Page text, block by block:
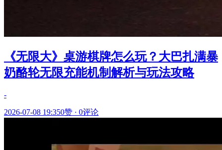
《无限大》桌游棋牌怎么玩？大巴扎满暴
奶酪轮无限充能机制解析与玩法攻略
-
2026-07-08 19:350赞 · 0评论